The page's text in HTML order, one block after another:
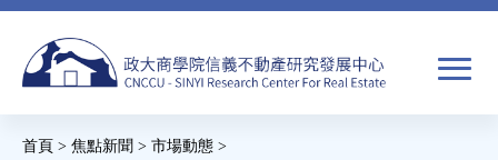
Jump
navigation
搜
首頁 > 焦點新聞 > 市場動態 >